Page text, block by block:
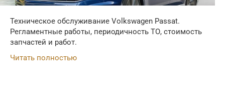
Техническое обслуживание Volkswagen Passat.
Регламентные работы, периодичность ТО, стоимость
запчастей и работ.
Читать полностью